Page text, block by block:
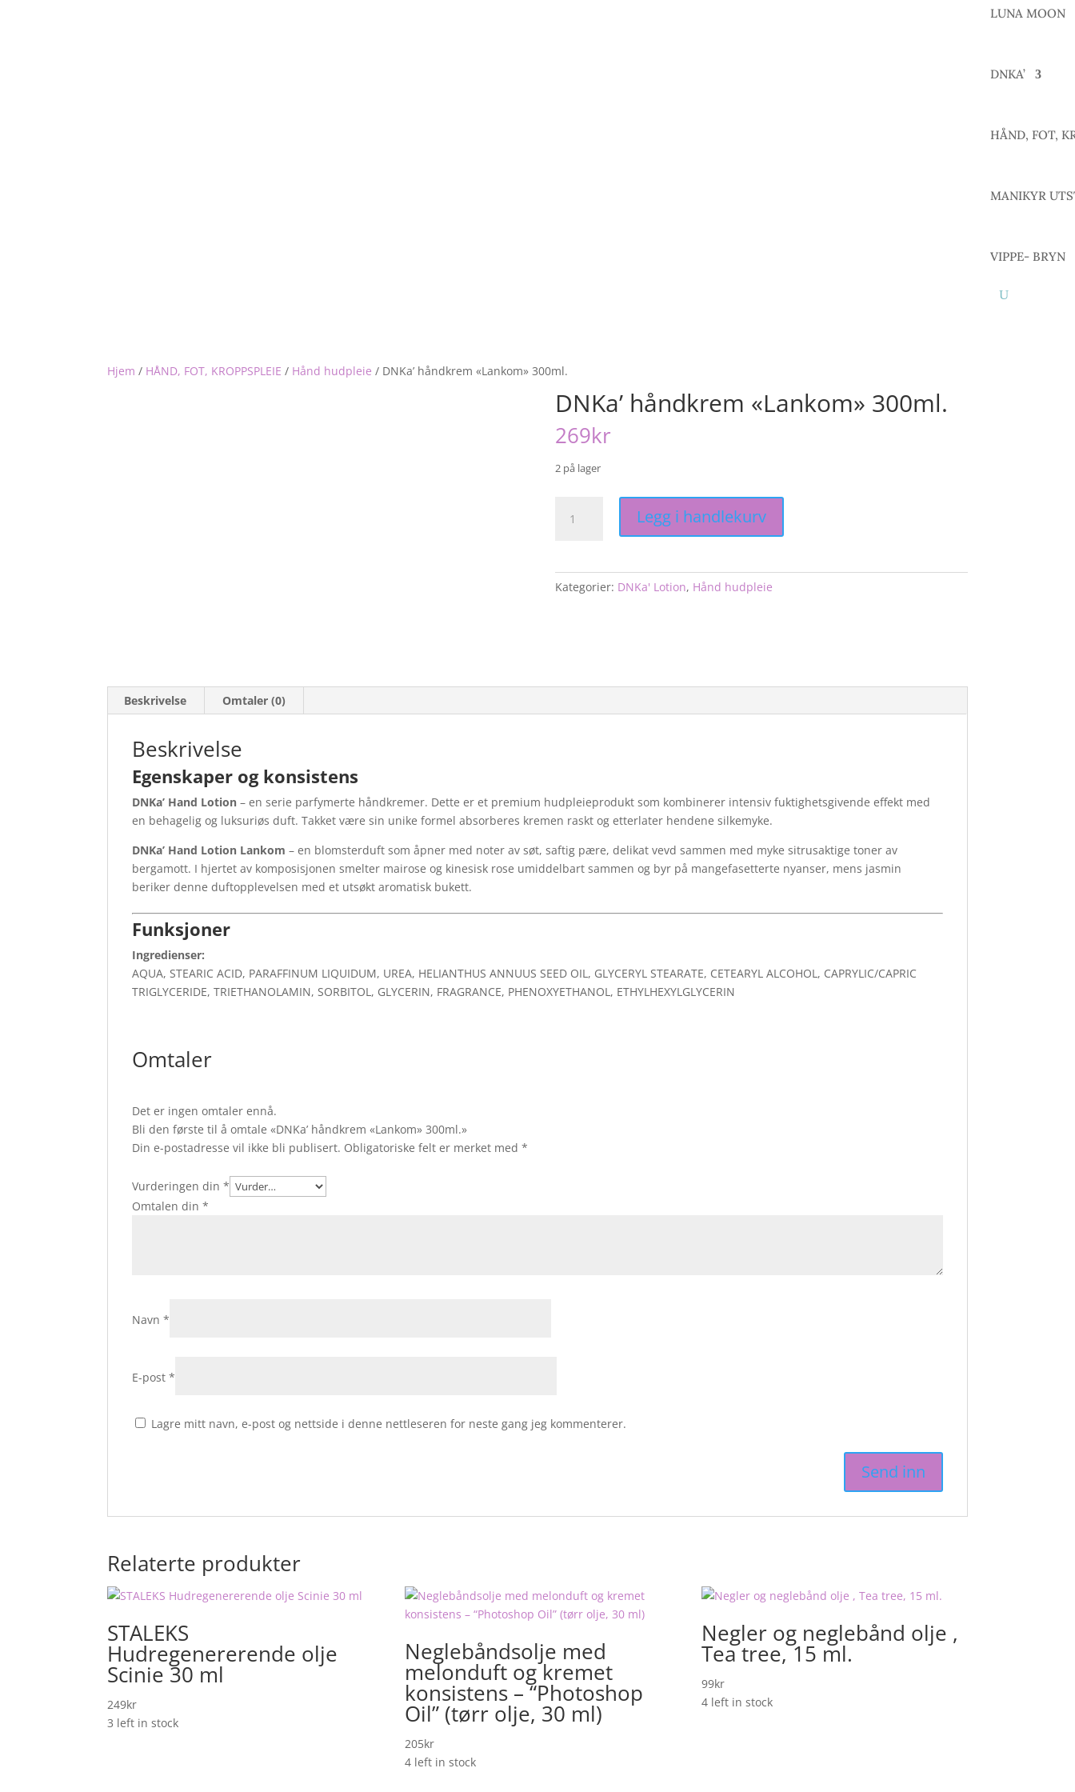
LUNA MOON
DNKA’
HÅND, FOT,
MANIKYR
VIPPE- BRYN
Hjem / HÅND, FOT, KROPPSPLEIE / Hånd hudpleie / DNKa’ håndkrem «Lankom» 300ml.
DNKa’ håndkrem «Lankom» 300ml.
269kr
2 på lager
håndkrem
Legg i handlekurv
Kategorier: DNKa' Lotion, Hånd hudpleie
Beskrivelse Omtaler (0)
Beskrivelse
Egenskaper og konsistens
DNKa’ Hand Lotion – en serie parfymerte håndkremer. Dette er et premium hudpleieprodukt som kombinerer intensiv fuktighetsgivende effekt med
en behagelig og luksuriøs duft. Takket være sin unike formel absorberes kremen raskt og etterlater hendene silkemyke.
DNKa’ Hand Lotion Lankom – en blomsterduft som åpner med noter av søt, saftig pære, delikat vevd sammen med myke sitrusaktige toner av
bergamott. I hjertet av komposisjonen smelter mairose og kinesisk rose umiddelbart sammen og byr på mangefasetterte nyanser, mens jasmin
beriker denne duftopplevelsen med et utsøkt aromatisk bukett.
Funksjoner
Ingredienser:
AQUA, STEARIC ACID, PARAFFINUM LIQUIDUM, UREA, HELIANTHUS ANNUUS SEED OIL, GLYCERYL STEARATE, CETEARYL ALCOHOL, CAPRYLIC/CAPRIC
TRIGLYCERIDE, TRIETHANOLAMIN, SORBITOL, GLYCERIN, FRAGRANCE, PHENOXYETHANOL, ETHYLHEXYLGLYCERIN
Omtaler
Det er ingen omtaler ennå.
Bli den første til å omtale «DNKa’ håndkrem «Lankom» 300ml.»
Din e-postadresse vil ikke bli publisert. Obligatoriske felt er merket med*
Vurderingen din*
Omtalen din*
Navn*
E-post*
Lagre mitt navn, e-post og nettside i denne nettleseren for neste gang jeg kommenterer.
Relaterte produkter
STALEKS
Hudregenererende olje
Scinie 30 ml
249kr
3 left in stock
Neglebåndsolje med
melonduft og kremet
konsistens – “Photoshop
Oil” (tørr olje, 30 ml)
205kr
4 left in stock
Negler og neglebånd olje ,
Tea tree, 15 ml.
99kr
4 left in stock